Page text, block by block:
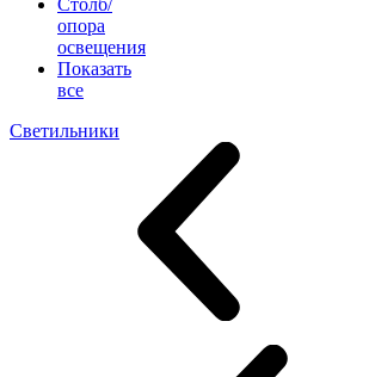
Столб/
опора
освещения
Показать
все
Светильники